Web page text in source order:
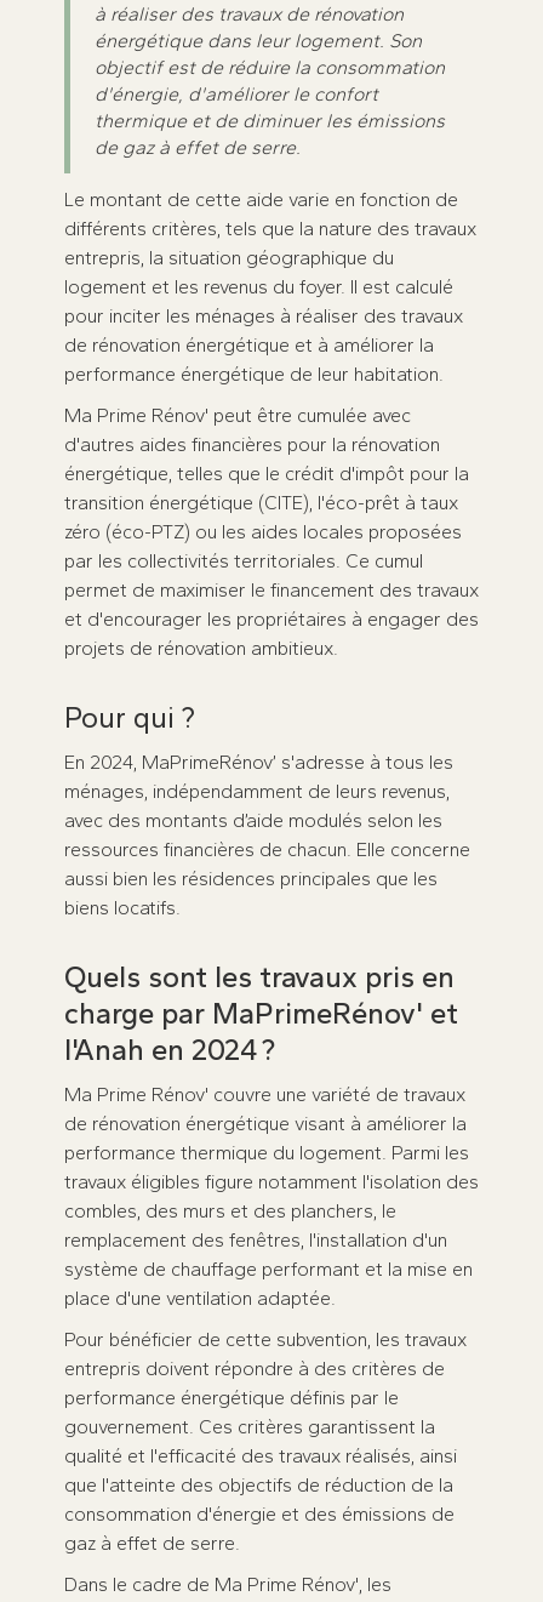
à réaliser des travaux de rénovation
énergétique dans leur logement. Son
objectif est de réduire la consommation
d'énergie, d'améliorer le confort
thermique et de diminuer les émissions
de gaz à effet de serre.
Le montant de cette aide varie en fonction de
différents critères, tels que la nature des travaux
entrepris, la situation géographique du
logement et les revenus du foyer. Il est calculé
pour inciter les ménages à réaliser des travaux
de rénovation énergétique et à améliorer la
performance énergétique de leur habitation.
Ma Prime Rénov' peut être cumulée avec
d'autres aides financières pour la rénovation
énergétique, telles que le crédit d'impôt pour la
transition énergétique (CITE), l'éco-prêt à taux
zéro (éco-PTZ) ou les aides locales proposées
par les collectivités territoriales. Ce cumul
permet de maximiser le financement des travaux
et d'encourager les propriétaires à engager des
projets de rénovation ambitieux.
Pour qui ?
En 2024, MaPrimeRénov’ s'adresse à tous les
ménages, indépendamment de leurs revenus,
avec des montants d’aide modulés selon les
ressources financières de chacun. Elle concerne
aussi bien les résidences principales que les
biens locatifs.
Quels sont les travaux pris en
charge par MaPrimeRénov' et
l'Anah en 2024 ?
Ma Prime Rénov' couvre une variété de travaux
de rénovation énergétique visant à améliorer la
performance thermique du logement. Parmi les
travaux éligibles figure notamment l'isolation des
combles, des murs et des planchers, le
remplacement des fenêtres, l'installation d'un
système de chauffage performant et la mise en
place d'une ventilation adaptée.
Pour bénéficier de cette subvention, les travaux
entrepris doivent répondre à des critères de
performance énergétique définis par le
gouvernement. Ces critères garantissent la
qualité et l'efficacité des travaux réalisés, ainsi
que l'atteinte des objectifs de réduction de la
consommation d'énergie et des émissions de
gaz à effet de serre.
Dans le cadre de Ma Prime Rénov', les